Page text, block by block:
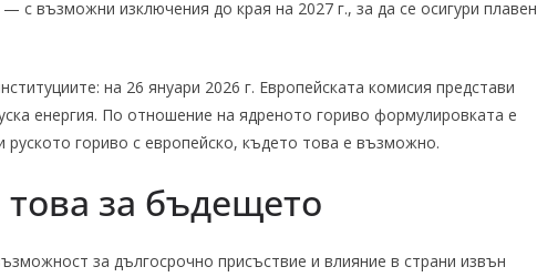
с възможни изключения до края на 2027 г., за да се осигури плавен
на 26 януари 2026 г. Европейската комисия представи
енергия. По отношение на ядреното гориво формулировката е
гориво с европейско, където това е възможно.
за бъдещето
за дългосрочно присъствие и влияние в страни извън